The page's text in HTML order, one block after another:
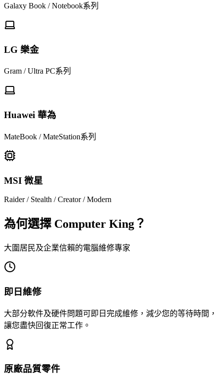
Galaxy Book / Notebook系列
LG 樂金
Gram / Ultra PC系列
Huawei 華為
MateBook / MateStation系列
MSI 微星
Raider / Stealth / Creator / Modern
為何選擇 Computer King？
大圍居民及企業信賴的電腦維修專家
即日維修
大部分軟件及硬件問題可即日完成維修，減少您的等待時間，
讓您盡快回復正常工作。
原廠品質零件